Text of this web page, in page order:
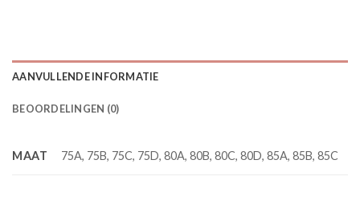
AANVULLENDE INFORMATIE
BEOORDELINGEN (0)
MAAT 75A, 75B, 75C, 75D, 80A, 80B, 80C, 80D, 85A, 85B, 85C